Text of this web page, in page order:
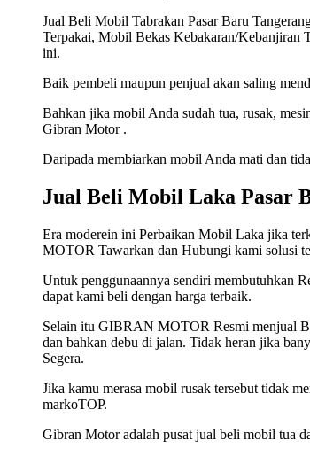
Jual Beli Mobil Tabrakan Pasar Baru
Terpakai, Mobil Bekas Kebakaran/Kebanjiran
ini.
Baik pembeli maupun penjual akan saling
Bahkan jika mobil Anda sudah tua, rusak,
Gibran Motor .
Daripada membiarkan mobil Anda mati dan
Jual Beli Mobil Laka Pasar
Era moderein ini Perbaikan Mobil Laka jika
MOTOR Tawarkan dan Hubungi kami solusi
Untuk penggunaannya sendiri membutuhkan
dapat kami beli dengan harga terbaik.
Selain itu GIBRAN MOTOR Resmi menjual
dan bahkan debu di jalan. Tidak heran jika
Segera.
Jika kamu merasa mobil rusak tersebut tidak
markoTOP.
Gibran Motor adalah pusat jual beli mobil tua